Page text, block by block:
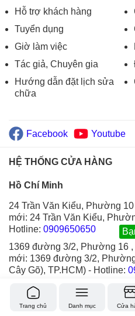
Hỗ trợ khách hàng
Tuyển dụng
Giờ làm việc
Tác giả, Chuyên gia
Hướng dẫn đặt lịch sửa
chữa
Facebook Youtube
HỆ THỐNG CỬA HÀNG
Hồ Chí Minh
24 Trần Văn Kiểu, Phường
mới: 24 Trần Văn Kiểu,
Hotline: 0909650650
1369 đường 3/2, Phường 16
mới: 1369 đường 3/2,
Cây Gõ), TP.HCM) - Hotline:
317 Quang Trung, P.10 ,
mới: 317 Quang Trung, P. Gò
Kim Đồng))
- Hotline:
Trang chủ Danh mục Cửa